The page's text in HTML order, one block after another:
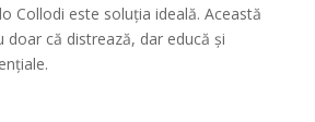
Collodi este soluția ideală. Această
doar că distrează, dar educă și